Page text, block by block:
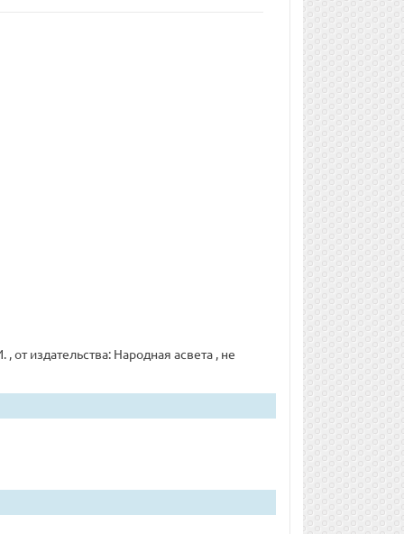
издательства: Народная асвета , не